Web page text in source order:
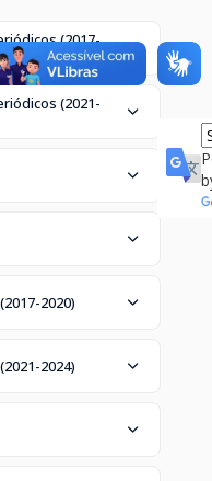
(2017-
(2021-
2020)
2024)